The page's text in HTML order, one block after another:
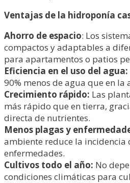
Ventajas de la hidroponía
Ahorro de espacio: Los
compactos y adaptables a
para apartamentos o patios
Eficiencia en el uso del agua:
90% menos de agua que en
Crecimiento rápido: Las
más rápido que en tierra,
directa de nutrientes.
Menos plagas y
ambiente reduce la incidencia
enfermedades.
Cultivos todo el año: No
condiciones climáticas para